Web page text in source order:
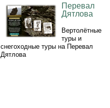
Перевал
Дятлова
Вертолётные
туры и
снегоходные туры на Перевал
Дятлова